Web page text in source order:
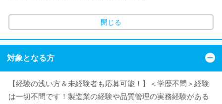
閉じる
対象となる方
【経験の浅い方＆未経験者も応募可能！】＜学歴不問＞経験
は一切不問です！製造業の経験や品質管理の実務経験がある